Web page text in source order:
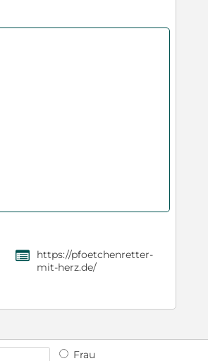
,
https://pfoetchenretter-
mit-herz.de/
Frau